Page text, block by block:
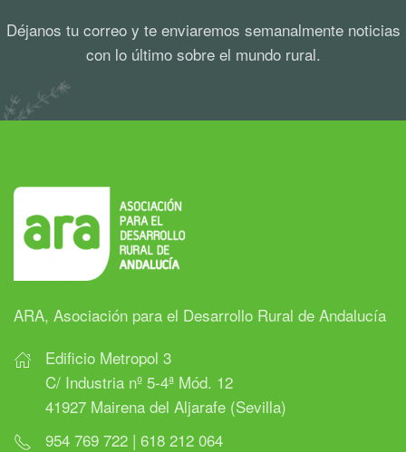
Déjanos tu correo y te enviaremos semanalmente noticias
con lo último sobre el mundo rural.
ARA, Asociación para el Desarrollo Rural de Andalucía
Edificio Metropol 3
C/ Industria nº 5-4ª Mód. 12
41927 Mairena del Aljarafe (Sevilla)
954 769 722 | 618 212 064